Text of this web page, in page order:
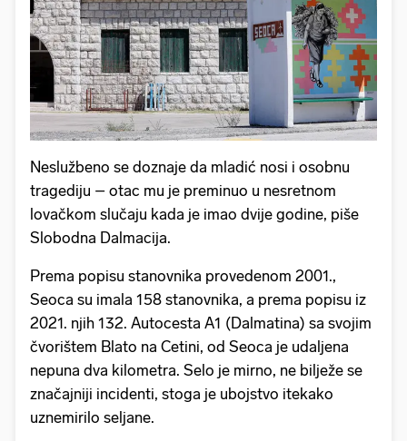
Neslužbeno se doznaje da mladić nosi i osobnu
tragediju – otac mu je preminuo u nesretnom
lovačkom slučaju kada je imao dvije godine, piše
Slobodna Dalmacija.
Prema popisu stanovnika provedenom 2001.,
Seoca su imala 158 stanovnika, a prema popisu iz
2021. njih 132. Autocesta A1 (Dalmatina) sa svojim
čvorištem Blato na Cetini, od Seoca je udaljena
nepuna dva kilometra. Selo je mirno, ne bilježe se
značajniji incidenti, stoga je ubojstvo itekako
uznemirilo seljane.